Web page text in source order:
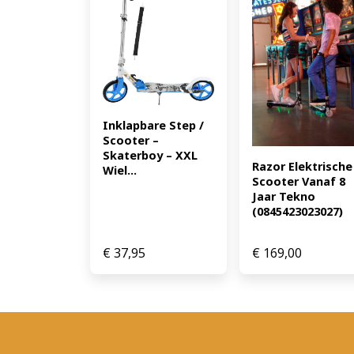
Inklapbare Step /
Scooter –
Skaterboy – XXL
Wiel...
€37,95
Razor Elektrische
Scooter Vanaf 8
Jaar Tekno
(0845423023027)
€169,00